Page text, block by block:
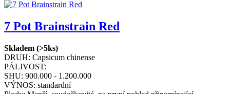
7 Pot Brainstrain Red
Skladem (>5ks)
DRUH: Capsicum chinense
PÁLIVOST:
SHU: 900.000 - 1.200.000
VÝNOS: standardní